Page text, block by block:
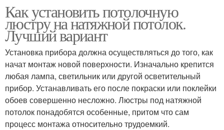
Натяжные потолки
Как установить потолочную
люстру на натяжной потолок.
Лучший вариант
Установка прибора должна осуществляться до того, как
начат монтаж новой поверхности. Изначально крепится
любая лампа, светильник или другой осветительный
прибор. Устанавливать его после покраски или поклейки
обоев совершенно несложно. Люстры под натяжной
потолок понадобятся особенные, притом что сам
процесс монтажа относительно трудоемкий.